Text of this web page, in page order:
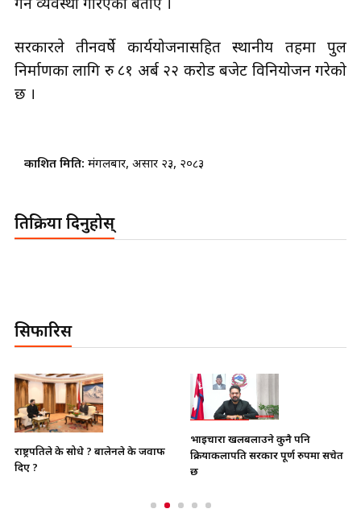
गर्ने व्यवस्था गरिएको बताए ।
सरकारले तीनवर्षे कार्ययोजनासहित स्थानीय तहमा पुल
निर्माणका लागि रु ८१ अर्ब २२ करोड बजेट विनियोजन गरेको
छ ।
प्रकाशित मिति: मंगलबार, असार २३, २०८३
प्रतिक्रिया दिनुहोस्
सिफारिस
राष्ट्रपतिले के सोधे ? बालेनले के जवाफ
दिए ?
भाइचारा खलबलाउने कुनै पनि
क्रियाकलापप्रति सरकार पूर्ण रुपमा सचेत
छ